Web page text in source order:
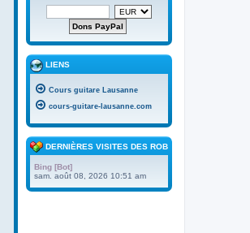
LIENS
Cours guitare Lausanne
cours-guitare-lausanne.com
DERNIÈRES VISITES DES ROBOTS
Bing [Bot]
sam. août 08, 2026 10:51 am